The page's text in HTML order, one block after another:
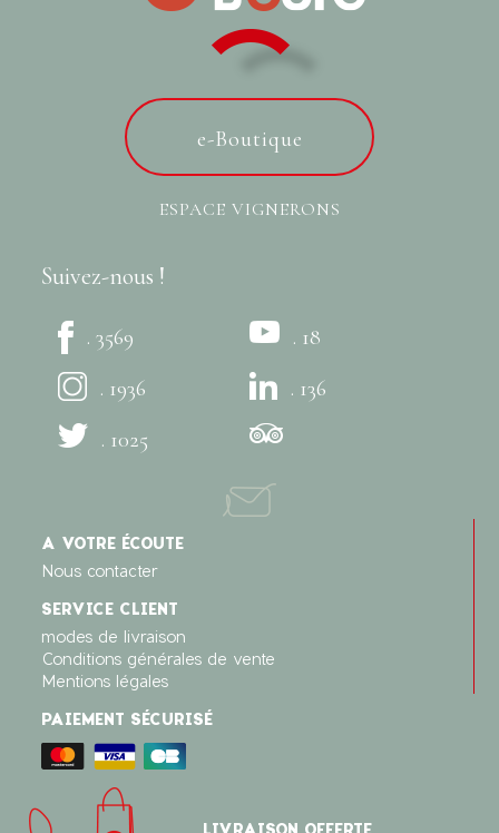
e-Boutique
ESPACE VIGNERONS
Suivez-nous !
. 3569
. 1936
. 1025
. 18
. 136
A VOTRE ÉCOUTE
Nous contacter
SERVICE CLIENT
modes de livraison
Conditions générales de vente
Mentions légales
PAIEMENT SÉCURISÉ
LIVRAISON OFFERTE